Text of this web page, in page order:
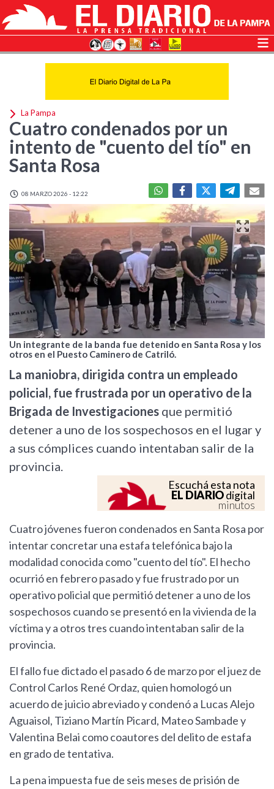
La Pampa
Cuatro condenados por un
intento de "cuento del tío" en
Santa Rosa
08 MARZO 2026 - 12:22
Un integrante de la banda fue detenido en Santa Rosa y los
otros en el Puesto Caminero de Catriló.
La maniobra, dirigida contra un empleado
policial, fue frustrada por un operativo de la
Brigada de Investigaciones que permitió
detener a uno de los sospechosos en el lugar y
a sus cómplices cuando intentaban salir de la
provincia.
Escuchá esta nota
EL DIARIOdigital
minutos
Cuatro jóvenes fueron condenados en Santa Rosa por
intentar concretar una estafa telefónica bajo la
modalidad conocida como "cuento del tío". El hecho
ocurrió en febrero pasado y fue frustrado por un
operativo policial que permitió detener a uno de los
sospechosos cuando se presentó en la vivienda de la
víctima y a otros tres cuando intentaban salir de la
provincia.
El fallo fue dictado el pasado 6 de marzo por el juez de
Control Carlos René Ordaz, quien homologó un
acuerdo de juicio abreviado y condenó a Lucas Alejo
Aguaisol, Tiziano Martín Picard, Mateo Sambade y
Valentina Belai como coautores del delito de estafa
en grado de tentativa.
La pena impuesta fue de seis meses de prisión de